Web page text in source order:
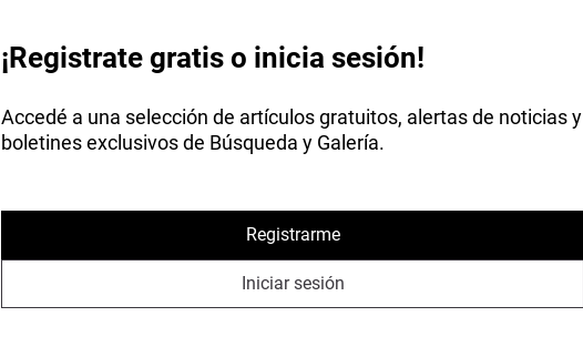
¡Registrate gratis o inicia sesión!
Accedé a una selección de artículos gratuitos, alertas de noticias y
boletines exclusivos de Búsqueda y Galería.
Registrarme
Iniciar sesión